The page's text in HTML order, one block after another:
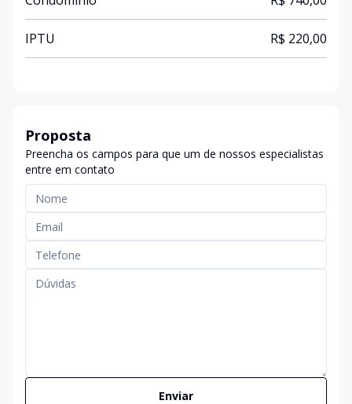
IPTU R$ 220,00
Proposta
Preencha os campos para que um de nossos especialistas
entre em contato
Enviar